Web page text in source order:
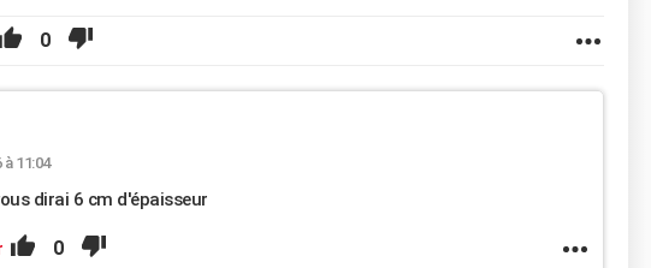
0
à 11:04
dirai 6 cm d'épaisseur
0